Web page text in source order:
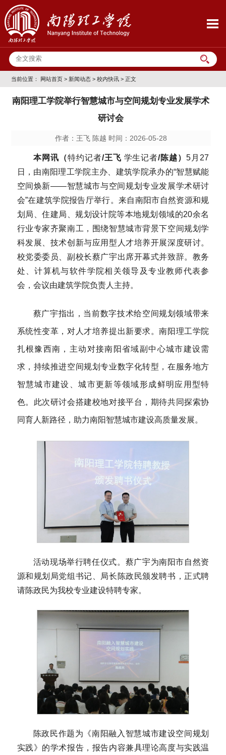
当前位置： 网站首页 > 新闻动态 >校内快讯 > 正文
南阳理工学院举行智慧城市与空间规划专业发展学术
研讨会
作者：王飞 陈越 时间：2026-05-28
本网讯 （特约记者/王飞 学生记者/陈越）5月27
日，由南阳理工学院主办、建筑学院承办的“智慧赋能
空间焕新——智慧城市与空间规划专业发展学术研讨
会”在建筑学院报告厅举行。来自南阳市自然资源和规
划局、住建局、规划设计院等本地规划领域的20余名
行业专家齐聚南工，围绕智慧城市背景下空间规划学
科发展、技术创新与应用型人才培养开展深度研讨。
校党委委员、副校长蔡广宇出席开幕式并致辞。教务
处、计算机与软件学院相关领导及专业教师代表参
会，会议由建筑学院负责人主持。
蔡广宇指出，当前数字技术给空间规划领域带来
系统性变革，对人才培养提出新要求。南阳理工学院
扎根豫西南，主动对接南阳省域副中心城市建设需
求，持续推进空间规划专业数字化转型，在服务地方
智慧城市建设、城市更新等领域形成鲜明应用型特
色。此次研讨会搭建校地对接平台，期待共同探索协
同育人新路径，助力南阳智慧城市建设高质量发展。
活动现场举行聘任仪式。蔡广宇为南阳市自然资
源和规划局党组书记、局长陈政民颁发聘书，正式聘
请陈政民为我校专业建设特聘专家。
陈政民作题为《南阳融入智慧城市建设空间规划
实践》的学术报告，报告内容兼具理论高度与实践温